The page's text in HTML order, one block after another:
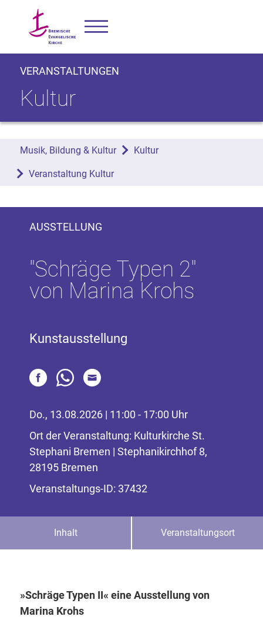
VERANSTALTUNGEN
Kultur
Musik, Bildung & Kultur Kultur
Veranstaltung Kultur
AUSSTELLUNG
"Schräge Typen 2"
von Marina Krohs
Kunstausstellung
Do., 13.08.2026 | 11:00 - 17:00 Uhr
Ort der Veranstaltung: Kulturkirche St.
Stephani Bremen | Stephanikirchhof 8,
28195 Bremen
Veranstaltungs-ID: 37432
Inhalt Veranstaltungsort
»Schräge Typen II« eine Ausstellung von
Marina Krohs